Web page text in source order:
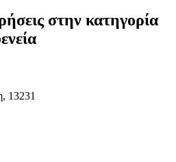
στην κατηγορία
13231